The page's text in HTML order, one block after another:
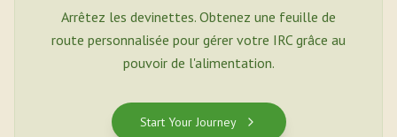
Arrêtez les devinettes. Obtenez une feuille de
route personnalisée pour gérer votre IRC grâce au
pouvoir de l'alimentation.
Start Your Journey